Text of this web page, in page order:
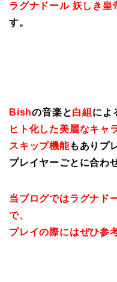
ラグナドール 妖しき皇
す。
Bishの音楽と白組 によ
ヒト化した美麗なキャ
スキップ機能もありプ
プレイヤーごとに合わ
当ブログではラグナド
で、
プレイの際にはぜひ参